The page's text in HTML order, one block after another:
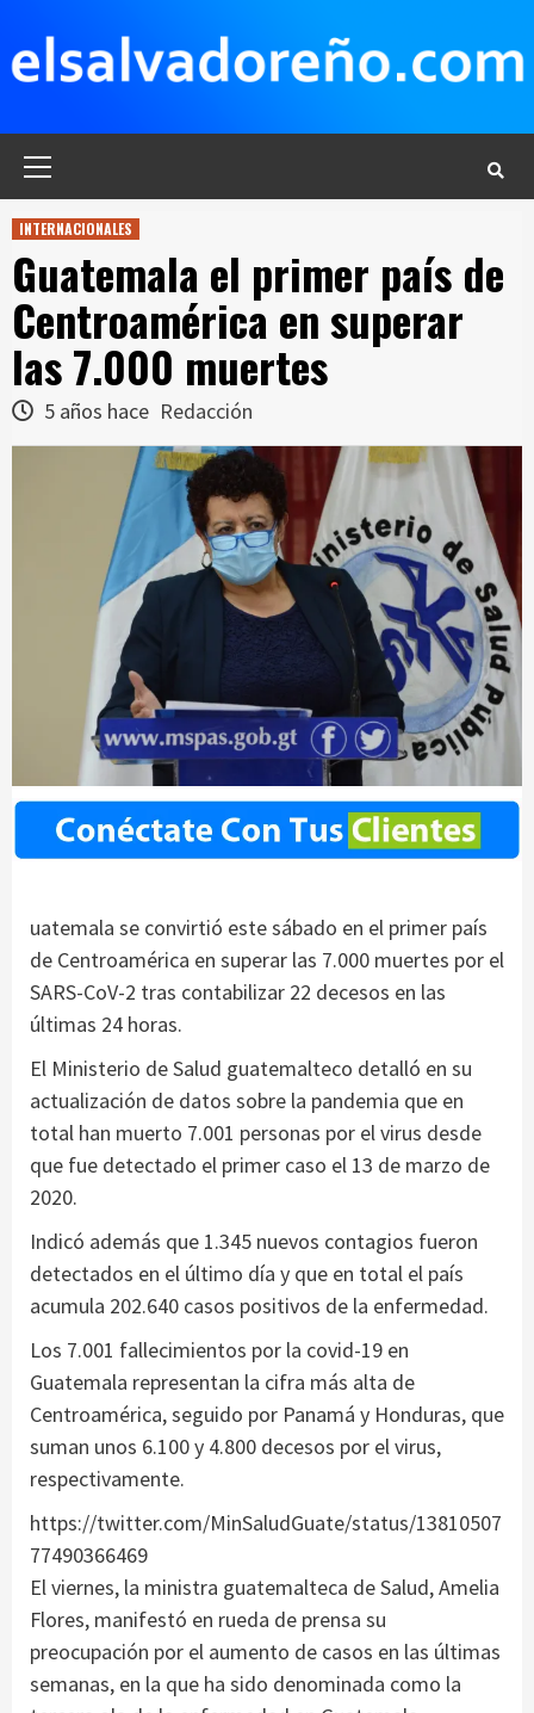
contenido
INTERNACIONALES
Guatemala el primer país de
Centroamérica en superar
las 7.000 muertes
5 años hace Redacción
uatemala se convirtió este sábado en el primer país
de Centroamérica en superar las 7.000 muertes por el
SARS-CoV-2 tras contabilizar 22 decesos en las
últimas 24 horas.
El Ministerio de Salud guatemalteco detalló en su
actualización de datos sobre la pandemia que en
total han muerto 7.001 personas por el virus desde
que fue detectado el primer caso el 13 de marzo de
2020.
Indicó además que 1.345 nuevos contagios fueron
detectados en el último día y que en total el país
acumula 202.640 casos positivos de la enfermedad.
Los 7.001 fallecimientos por la covid-19 en
Guatemala representan la cifra más alta de
Centroamérica, seguido por Panamá y Honduras, que
suman unos 6.100 y 4.800 decesos por el virus,
respectivamente.
https://twitter.com/MinSaludGuate/status/13810507
77490366469
El viernes, la ministra guatemalteca de Salud, Amelia
Flores, manifestó en rueda de prensa su
preocupación por el aumento de casos en las últimas
semanas, en la que ha sido denominada como la